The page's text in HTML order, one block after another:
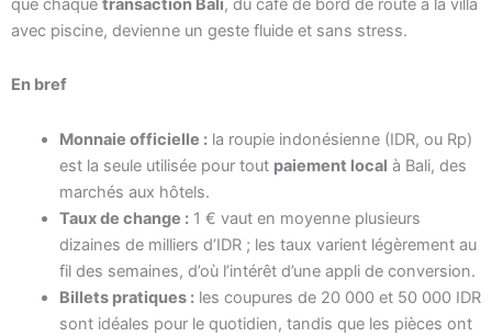
que chaque transaction Bali, du café de bord de route à la villa
avec piscine, devienne un geste fluide et sans stress.
En bref
Monnaie officielle :la roupie indonésienne (IDR, ou Rp)
est la seule utilisée pour tout paiement local à Bali, des
marchés aux hôtels.
Taux de change :1 € vaut en moyenne plusieurs
dizaines de milliers d’IDR ; les taux varient légèrement au
fil des semaines, d’où l’intérêt d’une appli de conversion.
Billets pratiques :les coupures de 20 000 et 50 000 IDR
sont idéales pour le quotidien, tandis que les pièces ont